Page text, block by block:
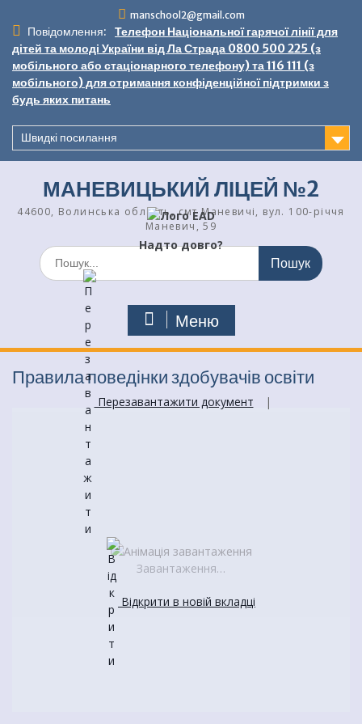
вмісту
manschool2@gmail.com
Повідомлення:
Телефон Національної гарячої лінії для
дітей та молоді України від Ла Страда 0800 500 225 (з
мобільного або стаціонарного телефону) та 116 111 (з
мобільного) для отримання конфіденційної підтримки з
будь яких питань
Швидкі посилання
МАНЕВИЦЬКИЙ ЛІЦЕЙ №2
44600, Волинська область, смт Маневичі, вул. 100-річчя
Маневич, 59
Шукати:
Меню
Правила поведінки здобувачів освіти
Завантаження…
Надто довго?
Перезавантажити документ |
Відкрити в новій вкладці